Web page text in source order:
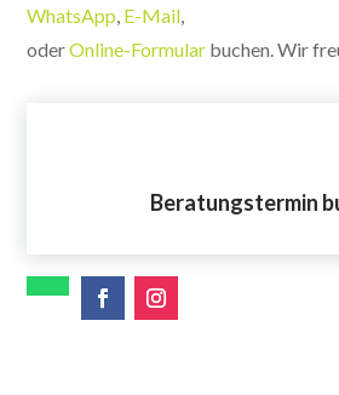
WhatsApp E-Mail
oderOnline-Formular buchen. Wir
Beratungstermin